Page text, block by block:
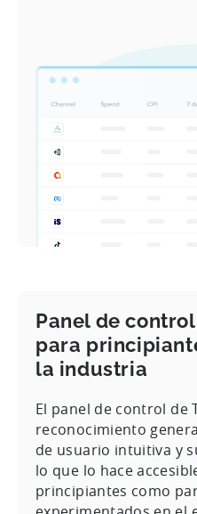
Panel de
para
la industria
El panel de control de
reconocimiento
de usuario intuitiva y
lo que lo hace
principiantes como